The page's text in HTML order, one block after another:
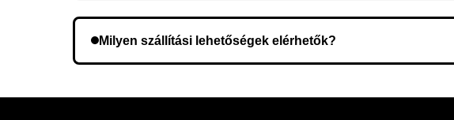
Milyen szállítási lehetőségek elérhetők?